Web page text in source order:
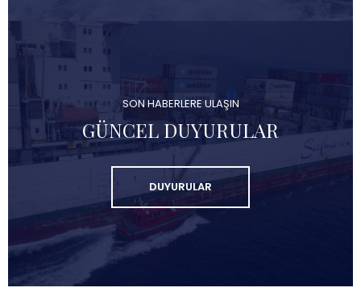
SON HABERLERE ULAŞIN
GÜNCEL DUYURULAR
DUYURULAR